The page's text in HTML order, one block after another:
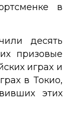
в
десять
призовые
играх и
в Токио,
этих